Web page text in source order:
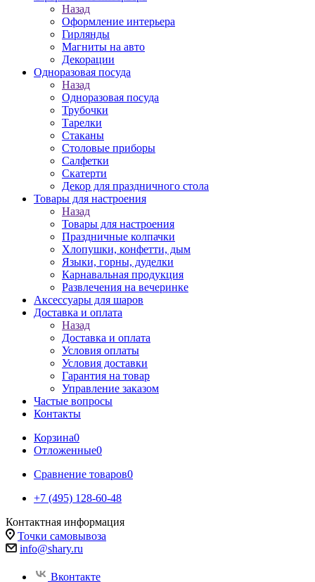
Назад
Оформление интерьера
Гирлянды
Магниты на авто
Декорации
Одноразовая посуда
Назад
Одноразовая посуда
Трубочки
Тарелки
Стаканы
Столовые приборы
Салфетки
Скатерти
Декор для праздничного стола
Товары для настроения
Назад
Товары для настроения
Праздничные колпачки
Хлопушки, конфетти, дым
Языки, горны, дуделки
Карнавальная продукция
Развлечения на вечеринке
Аксессуары для шаров
Доставка и оплата
Назад
Доставка и оплата
Условия оплаты
Условия доставки
Гарантия на товар
Управление заказом
Частые вопросы
Контакты
Корзина0
Отложенные0
Сравнение товаров0
+7 (495) 128-60-48
Контактная информация
Точки самовывоза
info@shary.ru
Вконтакте